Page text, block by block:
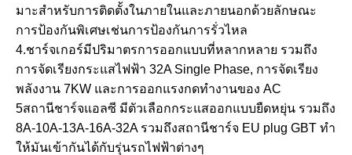
มาะสําหรับการติดตั้งในภายในและภายนอกด้วยลักษณะ
การป้องกันพิเศษเช่นการป้องกันการรั่วไหล
4.ชาร์จเกอร์มีปริมาตรการออกแบบที่หลากหลาย รวมถึง
การจัดเรียงกระแสไฟฟ้า 32A Single Phase, การจัดเรียง
พลังงาน 7KW และการออกแรงกดทํางานของ AC
5สถานีชาร์จแอลซี มีตัวเลือกกระแสออกแบบยืดหยุ่น รวมถึง
8A-10A-13A-16A-32A รวมถึงสถานีชาร์จ EU plug GBT ทํา
ให้มันเข้ากันได้กับรุ่นรถไฟฟ้าต่างๆ